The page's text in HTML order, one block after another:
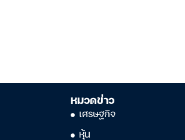
หมวดข่าว
เศรษฐกิจ
หุ้น